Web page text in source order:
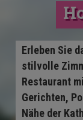
Erleben Sie
stilvolle
Restaurant
Gerichten,
Nähe der